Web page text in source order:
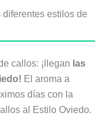
estilos de
callos: ¡llegan las
El aroma a
días con la
al Estilo Oviedo.